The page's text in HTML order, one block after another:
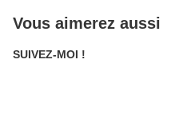
Vous aimerez aussi
SUIVEZ-MOI !